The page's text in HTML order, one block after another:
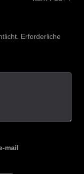
Erforderliche
mail